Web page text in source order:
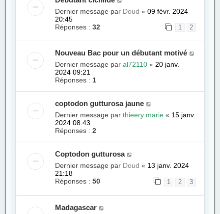
Dernier message par Doud «09 févr. 2024
20:45
Réponses :32 1 2
Nouveau Bac pour un débutant motivé
Dernier message paral72110 «20 janv.
2024 09:21
Réponses :1
coptodon gutturosa jaune
Dernier message parthieery marie « 15 janv.
2024 08:43
Réponses :2
Coptodon gutturosa
Dernier message par Doud « 13 janv. 2024
21:18
Réponses :50 1 2 3
Madagascar